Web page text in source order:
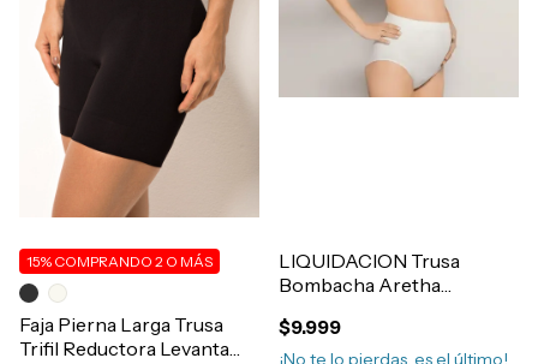
Faja Pierna Larga Trusa
Trifil Reductora Levanta
15% COMPRANDO 2 O MÁS
LIQUIDACION Trusa
Bombacha Aretha
Costura Maternal
Contenedora Art.935
$9.999
¡No te lo pierdas, es el último!